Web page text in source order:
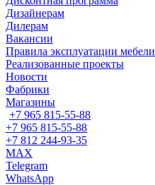
Дизайнерам
Дилерам
Вакансии
Правила эксплуатации мебели
Реализованные проекты
Новости
Фабрики
Магазины
+7 965 815-55-88
+7 965 815-55-88
+7 812 244-93-35
MAX
Telegram
WhatsApp